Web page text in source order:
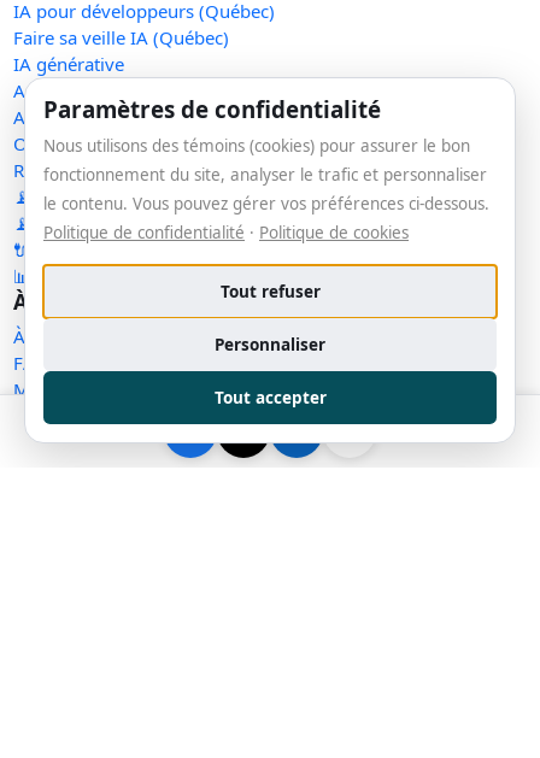
IA pour développeurs (Québec)
Faire sa veille IA (Québec)
IA générative
Actualités
Acronymes éducation
Outils gratuits
Raccourcir un lien
📡 RSS — Concentré IA
📡 RSS — Nouveaux outils
🔌 API publique
📊 Statistiques
À propos
À propos
FAQ
Méthodologie
Contact
Statut des services
Paramètres de confidentialité
Nous utilisons des témoins (cookies) pour assurer le bon
fonctionnement du site, analyser le trafic et personnaliser
le contenu. Vous pouvez gérer vos préférences ci-dessous.
Politique de confidentialité · Politique de cookies
Tout refuser
Personnaliser
Tout accepter